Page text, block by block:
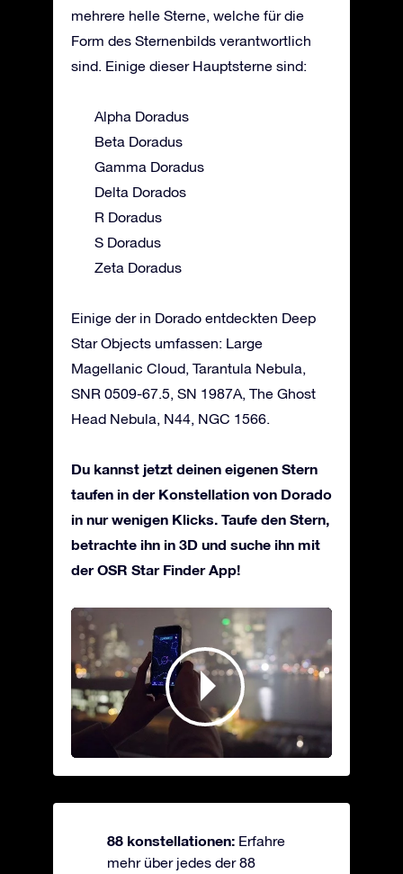
mehrere helle Sterne, welche für die
Form des Sternenbilds verantwortlich
sind. Einige dieser Hauptsterne sind:
Alpha Doradus
Beta Doradus
Gamma Doradus
Delta Dorados
R Doradus
S Doradus
Zeta Doradus
Einige der in Dorado entdeckten Deep
Star Objects umfassen: Large
Magellanic Cloud, Tarantula Nebula,
SNR 0509-67.5, SN 1987A, The Ghost
Head Nebula, N44, NGC 1566.
Du kannst jetzt deinen eigenen Stern
taufen in der Konstellation von Dorado
in nur wenigen Klicks. Taufe den Stern,
betrachte ihn in 3D und suche ihn mit
der OSR Star Finder App!
88 konstellationen: Erfahre
mehr über jedes der 88